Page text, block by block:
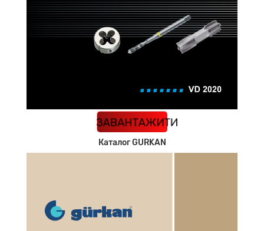
ЗАВАНТАЖИТИ
КАТАЛОГ
Каталог GURKAN